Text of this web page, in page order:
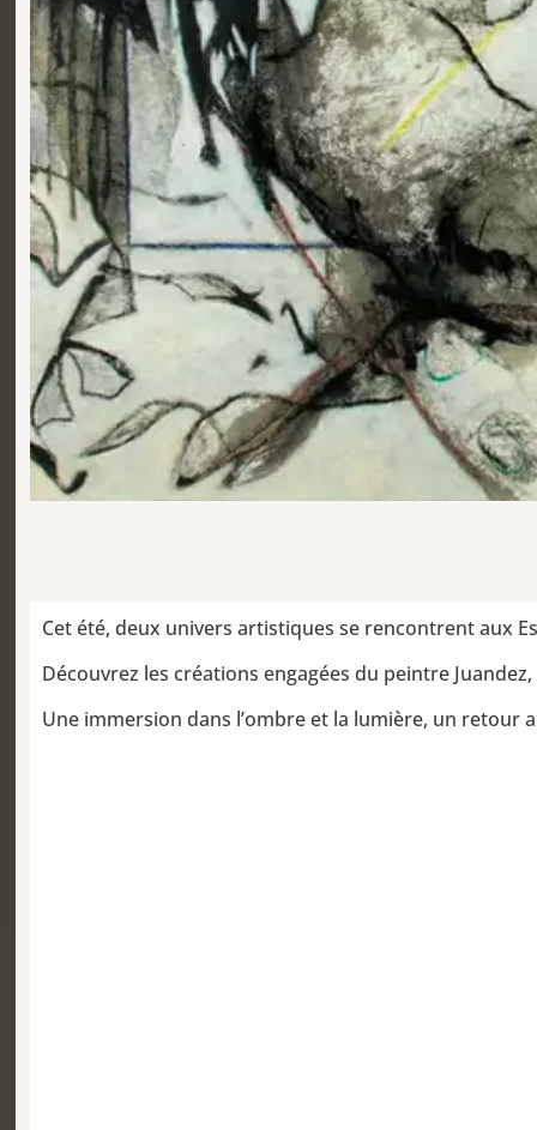
Cet été, deux univers artistiques se rencontrent aux
Découvrez les créations engagées du peintre
Une immersion dans l’ombre et la lumière, un retour